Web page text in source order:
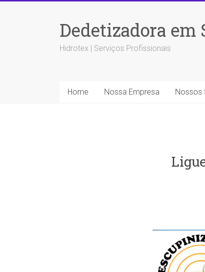
Dedetizadora em
Hidrotex | Serviços Profissionais
Home Nossa Empresa Nossos